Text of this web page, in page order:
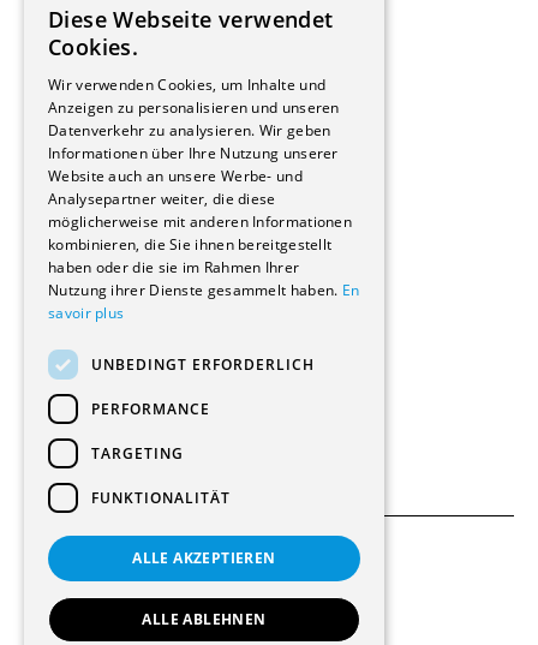
Hersteller/Lieferanten
Bauherrschaften
Immobilienverwaltungsgesellschaften
Stockwerkeigentum
Reportagen
Wohnungen
Renovierungen
Innere Umbauten
Gastgewerbe und Tourismus
Verwaltungsgebäude und Geschäfte
Schuleinrichtungen
Medizinische Einrichtungen
Kultur - Sport - Freizeit
Industrie - Handwerk
Transport und Parkplätze
Diverse Bauten
© 2026 Alle Rechte vorbehalten
Allgemeine Bedingungen
FRENCH
Diese Webseite verwendet
Cookies.
Wir verwenden Cookies, um Inhalte und
Anzeigen zu personalisieren und unseren
Datenverkehr zu analysieren. Wir geben
Informationen über Ihre Nutzung unserer
Website auch an unsere Werbe- und
Analysepartner weiter, die diese
möglicherweise mit anderen Informationen
kombinieren, die Sie ihnen bereitgestellt
haben oder die sie im Rahmen Ihrer
Nutzung ihrer Dienste gesammelt haben. En
savoir plus
UNBEDINGT ERFORDERLICH
PERFORMANCE
TARGETING
FUNKTIONALITÄT
ALLE AKZEPTIEREN
ALLE ABLEHNEN